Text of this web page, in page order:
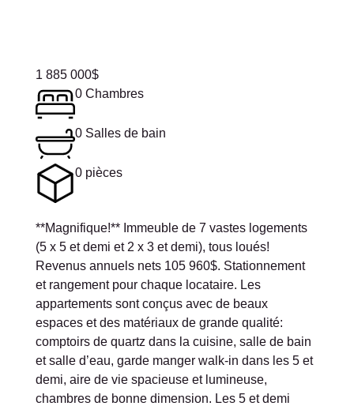
1 885 000$
0 Chambres
0 Salles de bain
0 pièces
**Magnifique!** Immeuble de 7 vastes logements
(5 x 5 et demi et 2 x 3 et demi), tous loués!
Revenus annuels nets 105 960$. Stationnement
et rangement pour chaque locataire. Les
appartements sont conçus avec de beaux
espaces et des matériaux de grande qualité:
comptoirs de quartz dans la cuisine, salle de bain
et salle d’eau, garde manger walk-in dans les 5 et
demi, aire de vie spacieuse et lumineuse,
chambres de bonne dimension. Les 5 et demi